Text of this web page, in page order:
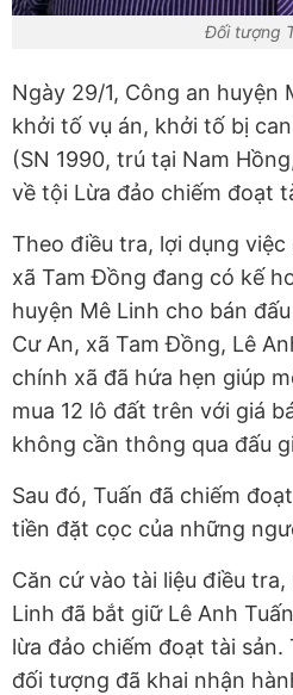
Đối tượng
Ngày 29/1, Công an huyện
khởi tố vụ án, khởi tố bị
(SN 1990, trú tại Nam
về tội Lừa đảo chiếm đoạt
Theo điều tra, lợi dụng
xã Tam Đồng đang có kế
huyện Mê Linh cho bán
Cư An, xã Tam Đồng, Lê
chính xã đã hứa hẹn giúp
mua 12 lô đất trên với giá
không cần thông qua đấu
Sau đó, Tuấn đã chiếm
tiền đặt cọc của những
Căn cứ vào tài liệu điều
Linh đã bắt giữ Lê Anh
lừa đảo chiếm đoạt tài sản.
đối tượng đã khai nhận